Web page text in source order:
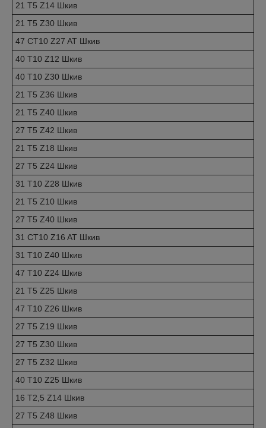
21 T5 Z14 Шкив
21 T5 Z30 Шкив
47 CT10 Z27 AT Шкив
40 T10 Z12 Шкив
40 T10 Z30 Шкив
21 T5 Z36 Шкив
21 T5 Z40 Шкив
27 T5 Z42 Шкив
21 T5 Z18 Шкив
27 T5 Z24 Шкив
31 T10 Z28 Шкив
21 T5 Z10 Шкив
27 T5 Z40 Шкив
31 CT10 Z16 AT Шкив
31 T10 Z40 Шкив
47 T10 Z24 Шкив
21 T5 Z25 Шкив
47 T10 Z26 Шкив
27 T5 Z19 Шкив
27 T5 Z30 Шкив
27 T5 Z32 Шкив
40 T10 Z25 Шкив
16 T2,5 Z14 Шкив
27 T5 Z48 Шкив